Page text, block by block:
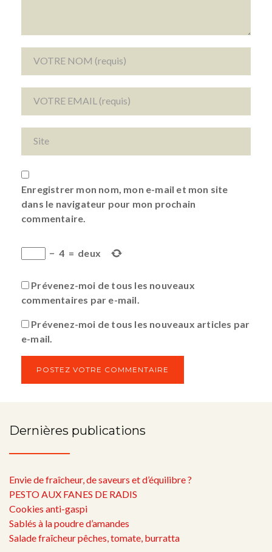
Enregistrer mon nom, mon e-mail et mon site
dans le navigateur pour mon prochain
commentaire.
− 4 = deux
Prévenez-moi de tous les nouveaux
commentaires par e-mail.
Prévenez-moi de tous les nouveaux articles par
e-mail.
Dernières publications
Envie de fraîcheur, de saveurs et d’équilibre ?
PESTO AUX FANES DE RADIS
Cookies anti-gaspi
Sablés à la poudre d’amandes
Salade fraîcheur pêches, tomate, burratta